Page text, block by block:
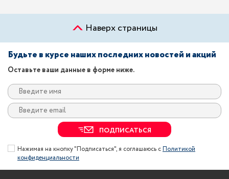
Наверх страницы
Будьте в курсе наших последних новостей и акций
Оставьте ваши данные в форме ниже.
ПОДПИСАТЬСЯ
Нажимая на кнопку "Подписаться", я соглашаюсь сПолитикой
конфиденциальности